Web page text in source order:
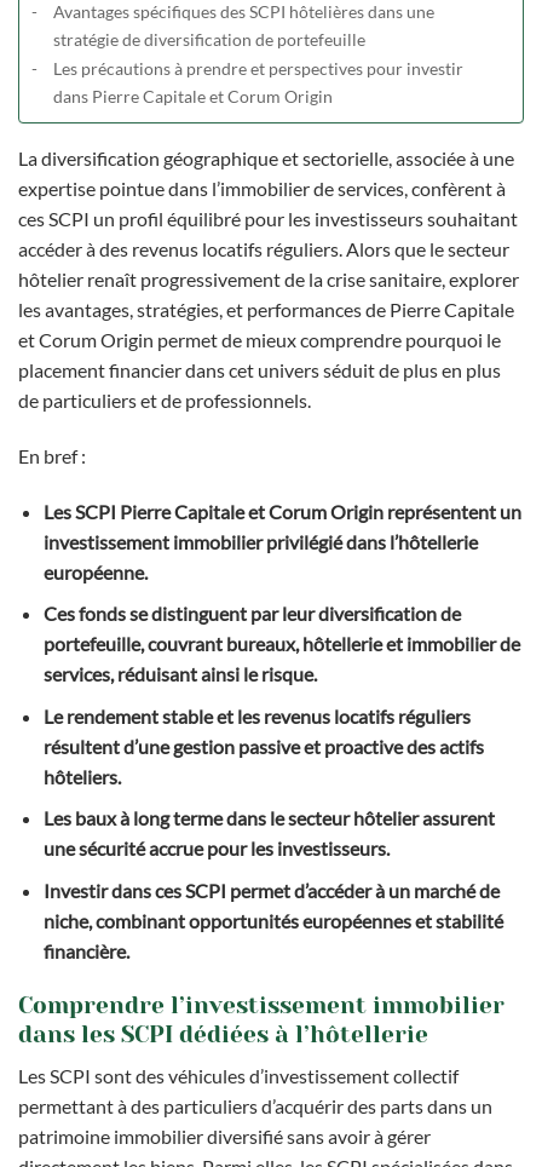
Avantages spécifiques des SCPI hôtelières dans une
stratégie de diversification de portefeuille
Les précautions à prendre et perspectives pour investir
dans Pierre Capitale et Corum Origin
La diversification géographique et sectorielle, associée à une
expertise pointue dans l’immobilier de services, confèrent à
ces SCPI un profil équilibré pour les investisseurs souhaitant
accéder à des revenus locatifs réguliers. Alors que le secteur
hôtelier renaît progressivement de la crise sanitaire, explorer
les avantages, stratégies, et performances de Pierre Capitale
et Corum Origin permet de mieux comprendre pourquoi le
placement financier dans cet univers séduit de plus en plus
de particuliers et de professionnels.
En bref :
Les SCPI Pierre Capitale et Corum Origin représentent un
investissement immobilier privilégié dans l’hôtellerie
européenne.
Ces fonds se distinguent par leur diversification de
portefeuille, couvrant bureaux, hôtellerie et immobilier de
services, réduisant ainsi le risque.
Le rendement stable et les revenus locatifs réguliers
résultent d’une gestion passive et proactive des actifs
hôteliers.
Les baux à long terme dans le secteur hôtelier assurent
une sécurité accrue pour les investisseurs.
Investir dans ces SCPI permet d’accéder à un marché de
niche, combinant opportunités européennes et stabilité
financière.
Comprendre l’investissement immobilier
dans les SCPI dédiées à l’hôtellerie
Les SCPI sont des véhicules d’investissement collectif
permettant à des particuliers d’acquérir des parts dans un
patrimoine immobilier diversifié sans avoir à gérer